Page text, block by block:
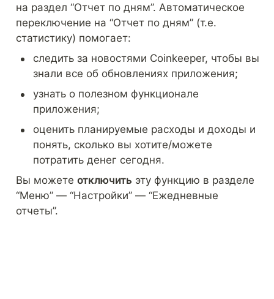
на раздел “Отчет по дням”. Автоматическое
переключение на “Отчет по дням” (т.е.
статистику) помогает:
следить за новостями Coinkeeper, чтобы вы
знали все об обновлениях приложения;
узнать о полезном функционале
приложения;
оценить планируемые расходы и доходы и
понять, сколько вы хотите/можете
потратить денег сегодня.
Вы можете отключить эту функцию в разделе
“Меню” — “Настройки” — “Ежедневные
отчеты”.